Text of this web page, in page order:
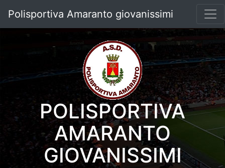
Polisportiva Amaranto giovanissimi
POLISPORTIVA
AMARANTO
GIOVANISSIMI